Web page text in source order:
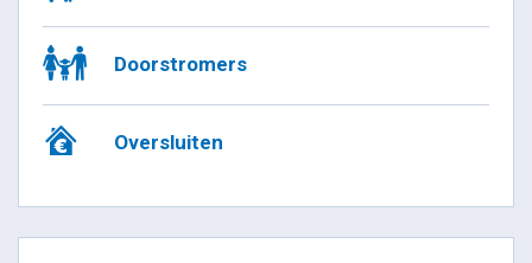
Doorstromers
Oversluiten